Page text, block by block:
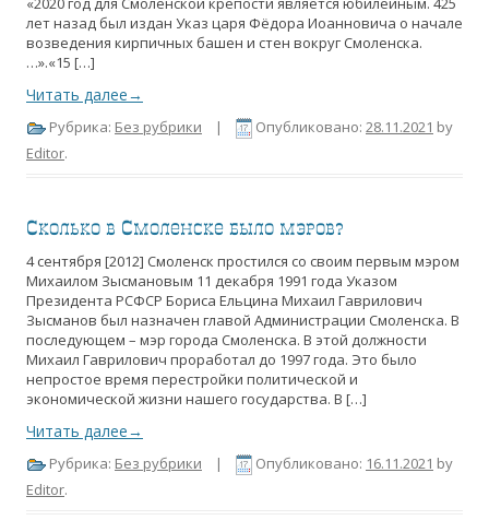
лет назад был издан Указ царя Фёдора Иоанновича о начале
возведения кирпичных башен и стен вокруг Смоленска.
…».«15 […]
Читать далее→
Рубрика: Без рубрики | Опубликовано: 28.11.2021 by
Editor.
Сколько в Смоленске было мэров?
4 сентября [2012] Смоленск простился со своим первым мэром
Михаилом Зысмановым 11 декабря 1991 года Указом
Президента РСФСР Бориса Ельцина Михаил Гаврилович
Зысманов был назначен главой Администрации Смоленска. В
последующем – мэр города Смоленска. В этой должности
Михаил Гаврилович проработал до 1997 года. Это было
непростое время перестройки политической и
экономической жизни нашего государства. В […]
Читать далее→
Рубрика: Без рубрики | Опубликовано: 16.11.2021 by
Editor.